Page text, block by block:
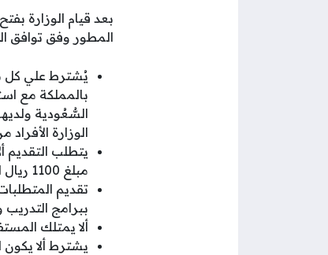
بعد قيام الوزارة بفتح
المطور وفق توافق
يُشترط علي كل
بالمملكة مع
السُّعُودية
الوزارة
يتطلب التقديم
مبلغ 1100 ريال للمستفيد وهو عائل الأسرة ومبلغ 550 ريالًا لكل فرد من أفراد الأسرة.
تقديم
ببرامج
ألا يمتلك
يشترط ألا يكون